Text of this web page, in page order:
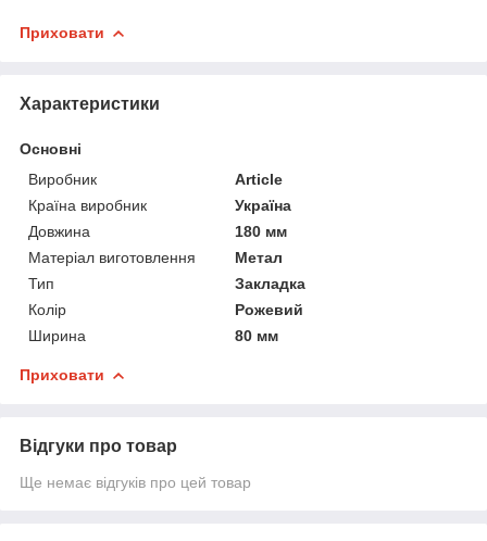
Приховати
Характеристики
Основні
Виробник
Article
Країна виробник
Україна
Довжина
180 мм
Матеріал виготовлення
Метал
Тип
Закладка
Колір
Рожевий
Ширина
80 мм
Приховати
Відгуки про товар
Ще немає відгуків про цей товар